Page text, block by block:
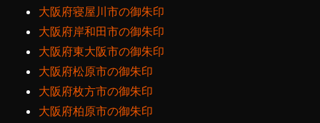
大阪府寝屋川市の御朱印
大阪府岸和田市の御朱印
大阪府東大阪市の御朱印
大阪府松原市の御朱印
大阪府枚方市の御朱印
大阪府柏原市の御朱印